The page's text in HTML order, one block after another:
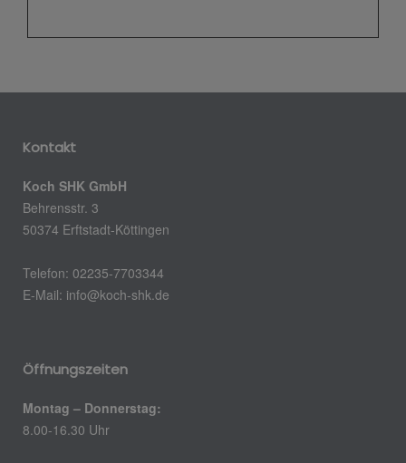
Kontakt
Koch SHK GmbH
Behrensstr. 3
50374 Erftstadt-Köttingen
Telefon: 02235-7703344
E-Mail: info@koch-shk.de
Öffnungszeiten
Montag – Donnerstag:
8.00-16.30 Uhr